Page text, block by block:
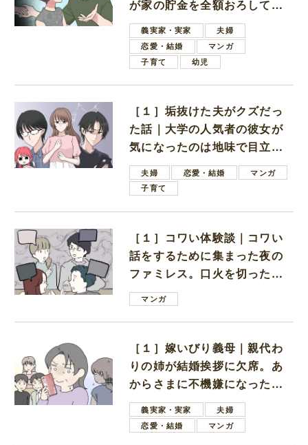
が家の貯金を全額おろしてほ
しいと言ってきた
義実家・実家
夫婦
恋愛・結婚
マンガ
子育て
幼児
［１］垢抜けた夫がクズだっ
た話｜大学の人気者の彼女が
気になったのは地味で目立た
ない男子学生
夫婦 恋愛・結婚
マンガ
子育て
［１］コワい体験談｜コワい
話をするために集まった夜の
ファミレス。口火を切ったの
は電車好きの男の子ママ
マンガ
［１］嫁いびり義母｜親代わ
りの姉が結婚挨拶に欠席。あ
からさまに不機嫌になった義
母義実家・実家
夫婦
恋愛・結婚
マンガ